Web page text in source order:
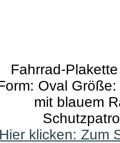
Fahrrad-
Oval
mit blauem
Hier klicken: Zum